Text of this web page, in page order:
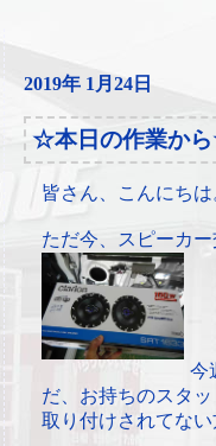
2019年 1月24日
☆本日の作業か
皆さん、こんにちは
ただ今、スピーカ
今
だ、お持ちのスタ
取り付けされてな